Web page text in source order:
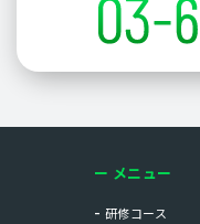
メニュー
研修コース